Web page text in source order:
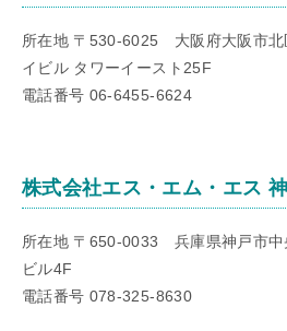
所在地 〒530-6025 大阪府大阪市北
イビル タワーイースト25F
電話番号 06-6455-6624
株式会社エス・エム・エス
所在地 〒650-0033 兵庫県神戸市
ビル4F
電話番号 078-325-8630